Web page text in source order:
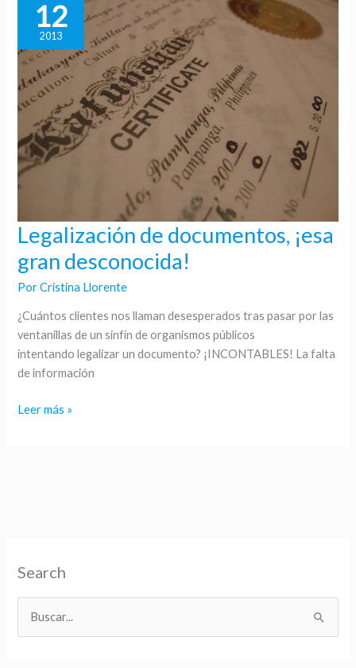
12
2013
Legalización de documentos, ¡esa
gran desconocida!
PorCristina Llorente
¿Cuántos clientes nos llaman desesperados tras pasar por las
ventanillas de un sinfín de organismos públicos
intentando legalizar un documento? ¡INCONTABLES! La falta
de información
Legalización
documentos,
¡esa
desconocida!
Leer más »
Search